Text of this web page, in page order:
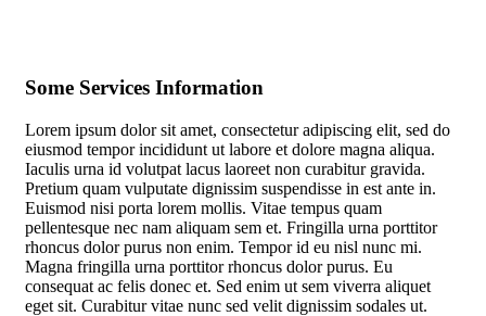
Some Services Information
Lorem ipsum dolor sit amet, consectetur adipiscing elit, sed do
eiusmod tempor incididunt ut labore et dolore magna aliqua.
Iaculis urna id volutpat lacus laoreet non curabitur gravida.
Pretium quam vulputate dignissim suspendisse in est ante in.
Euismod nisi porta lorem mollis. Vitae tempus quam
pellentesque nec nam aliquam sem et. Fringilla urna porttitor
rhoncus dolor purus non enim. Tempor id eu nisl nunc mi.
Magna fringilla urna porttitor rhoncus dolor purus. Eu
consequat ac felis donec et. Sed enim ut sem viverra aliquet
eget sit. Curabitur vitae nunc sed velit dignissim sodales ut.